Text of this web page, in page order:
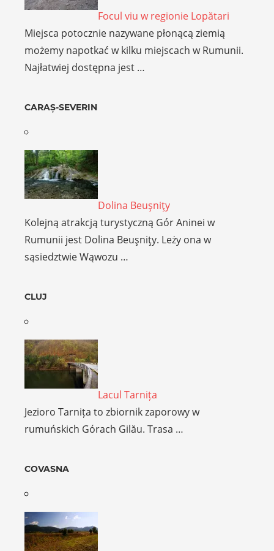
Focul viu w regionie Lopătari
Miejsca potocznie nazywane płonącą ziemią
możemy napotkać w kilku miejscach w Rumunii.
Najłatwiej dostępna jest …
CARAȘ-SEVERIN
Dolina Beuşniţy
Kolejną atrakcją turystyczną Gór Aninei w
Rumunii jest Dolina Beuşniţy. Leży ona w
sąsiedztwie Wąwozu …
CLUJ
Lacul Tarnița
Jezioro Tarnița to zbiornik zaporowy w
rumuńskich Górach Gilău. Trasa …
COVASNA